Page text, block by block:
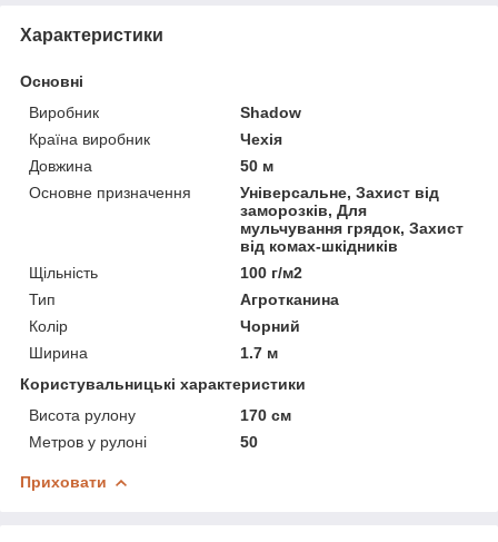
Характеристики
Основні
Виробник
Shadow
Країна виробник
Чехія
Довжина
50 м
Основне призначення
Універсальне, Захист від
заморозків, Для
мульчування грядок, Захист
від комах-шкідників
Щільність
100 г/м2
Тип
Агротканина
Колір
Чорний
Ширина
1.7 м
Користувальницькі характеристики
Висота рулону
170 см
Метров у рулоні
50
Приховати